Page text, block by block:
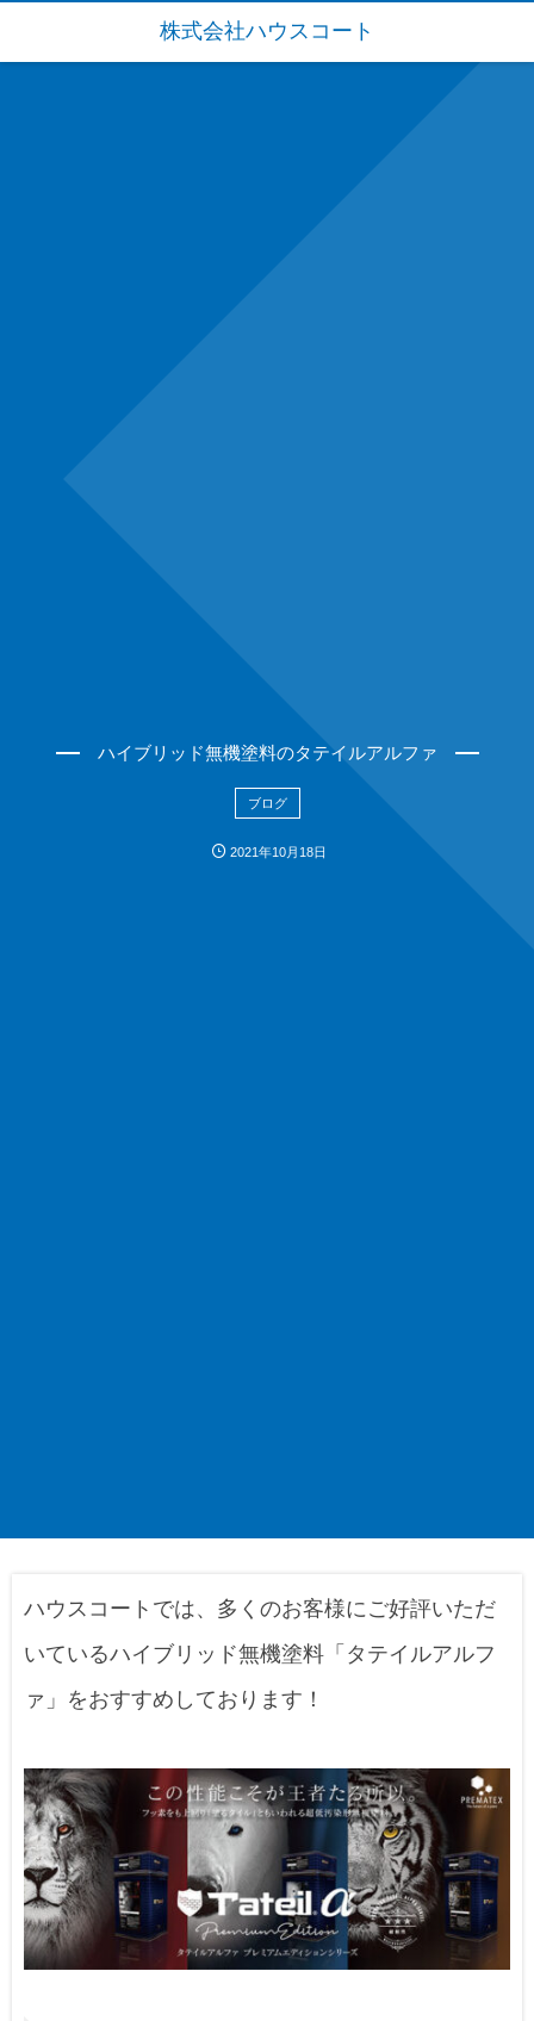
株式会社ハウスコート
ハイブリッド無機塗料のタテイルアルファ
ブログ
2021年10月18日
ハウスコートでは、多くのお客様にご好評いただ
いているハイブリッド無機塗料「タテイルアルフ
ァ」をおすすめしております！